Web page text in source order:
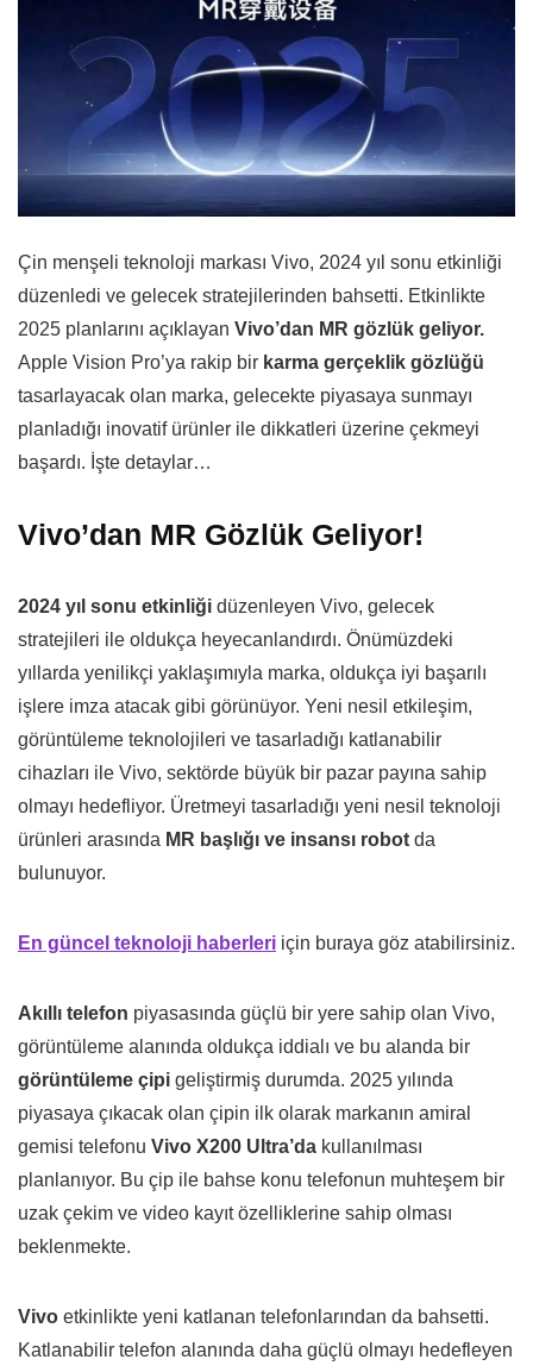
Çin menşeli teknoloji markası Vivo, 2024 yıl sonu etkinliği
düzenledi ve gelecek stratejilerinden bahsetti. Etkinlikte
2025 planlarını açıklayan Vivo’dan MR gözlük geliyor.
Apple Vision Pro’ya rakip bir karma gerçeklik gözlüğü
tasarlayacak olan marka, gelecekte piyasaya sunmayı
planladığı inovatif ürünler ile dikkatleri üzerine çekmeyi
başardı. İşte detaylar…
Vivo’dan MR Gözlük Geliyor!
2024 yıl sonu etkinliği düzenleyen Vivo, gelecek
stratejileri ile oldukça heyecanlandırdı. Önümüzdeki
yıllarda yenilikçi yaklaşımıyla marka, oldukça iyi başarılı
işlere imza atacak gibi görünüyor. Yeni nesil etkileşim,
görüntüleme teknolojileri ve tasarladığı katlanabilir
cihazları ile Vivo, sektörde büyük bir pazar payına sahip
olmayı hedefliyor. Üretmeyi tasarladığı yeni nesil teknoloji
ürünleri arasında MR başlığı ve insansı robot da
bulunuyor.
En güncel teknoloji haberleri için buraya göz atabilirsiniz.
Akıllı telefon piyasasında güçlü bir yere sahip olan Vivo,
görüntüleme alanında oldukça iddialı ve bu alanda bir
görüntüleme çipi geliştirmiş durumda. 2025 yılında
piyasaya çıkacak olan çipin ilk olarak markanın amiral
gemisi telefonu Vivo X200 Ultra’da kullanılması
planlanıyor. Bu çip ile bahse konu telefonun muhteşem bir
uzak çekim ve video kayıt özelliklerine sahip olması
beklenmekte.
Vivo etkinlikte yeni katlanan telefonlarından da bahsetti.
Katlanabilir telefon alanında daha güçlü olmayı hedefleyen